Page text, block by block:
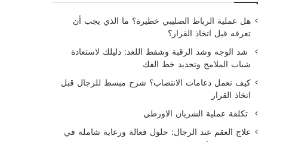
هل عملية الرباط الصليبي خطيرة؟ ما الذي يجب أن
تعرفه قبل اتخاذ القرار؟
شد الوجه وشد الرقبة وشفط اللغد: دليلك لاستعادة
شباب الملامح وتحديد خط الفك
كيف تعمل دعامات الانتصاب؟ شرح مبسط للرجال قبل
اتخاذ القرار
تكلفة عملية الشريان الاورطي
علاج العقم عند الرجال: حلول فعالة ورعاية شاملة في